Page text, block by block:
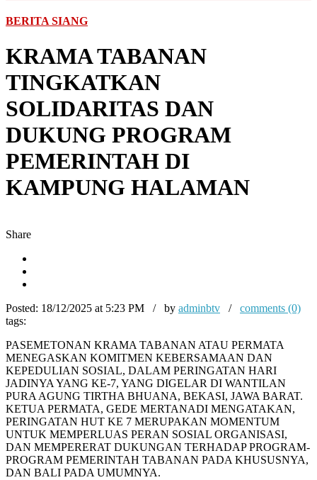
BERITA SIANG
KRAMA TABANAN
TINGKATKAN
SOLIDARITAS DAN
DUKUNG PROGRAM
PEMERINTAH DI
KAMPUNG HALAMAN
Share
Posted: 18/12/2025 at 5:23 PM / by adminbtv / comments (0)
tags:
PASEMETONAN KRAMA TABANAN ATAU PERMATA
MENEGASKAN KOMITMEN KEBERSAMAAN DAN
KEPEDULIAN SOSIAL, DALAM PERINGATAN HARI
JADINYA YANG KE-7, YANG DIGELAR DI WANTILAN
PURA AGUNG TIRTHA BHUANA, BEKASI, JAWA BARAT.
KETUA PERMATA, GEDE MERTANADI MENGATAKAN,
PERINGATAN HUT KE 7 MERUPAKAN MOMENTUM
UNTUK MEMPERLUAS PERAN SOSIAL ORGANISASI,
DAN MEMPERERAT DUKUNGAN TERHADAP PROGRAM-
PROGRAM PEMERINTAH TABANAN PADA KHUSUSNYA,
DAN BALI PADA UMUMNYA.